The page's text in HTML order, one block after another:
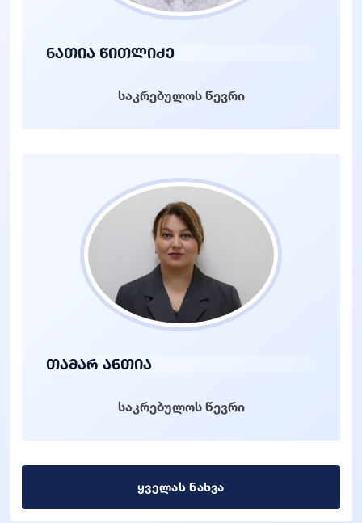
ნათია წითლიძე
საკრებულოს წევრი
თამარ ანთია
საკრებულოს წევრი
ყველას ნახვა